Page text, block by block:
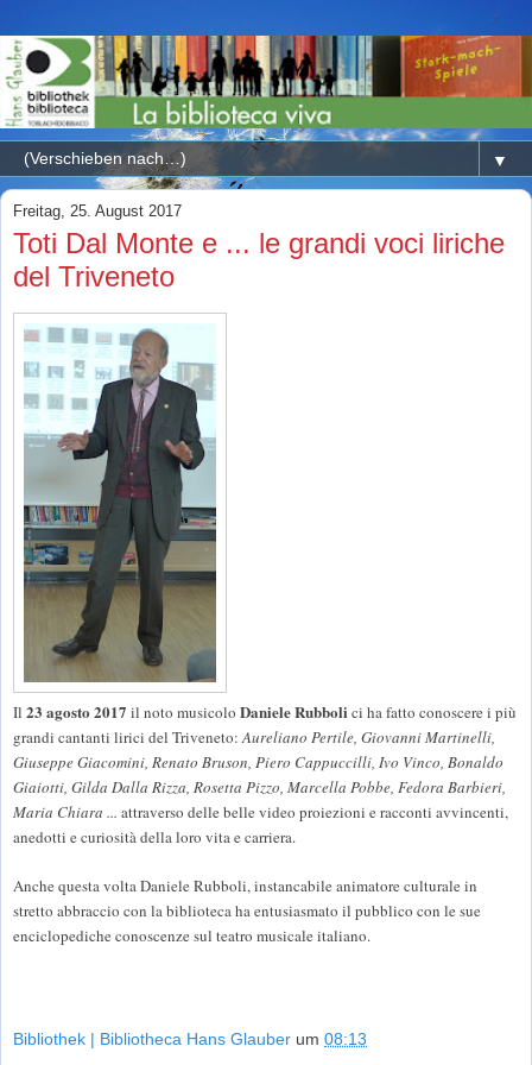
▼
Freitag, 25. August 2017
Toti Dal Monte e ... le grandi voci liriche
del Triveneto
Il 23 agosto 2017 il noto musicolo Daniele Rubboli ci ha fatto conoscere i più
grandi cantanti lirici del Triveneto:Aureliano Pertile, Giovanni Martinelli,
Giuseppe Giacomini, Renato Bruson, Piero Cappuccilli, Ivo Vinco, Bonaldo
Giaiotti, Gilda Dalla Rizza, Rosetta Pizzo, Marcella Pobbe, Fedora Barbieri,
Maria Chiara ... attraverso delle belle video proiezioni e racconti avvincenti,
anedotti e curiosità della loro vita e carriera.
Anche questa volta Daniele Rubboli, instancabile animatore culturale in
stretto abbraccio con la biblioteca ha entusiasmato il pubblico con le sue
enciclopediche conoscenze sul teatro musicale italiano.
Bibliothek | Bibliotheca Hans Glauber um 08:13